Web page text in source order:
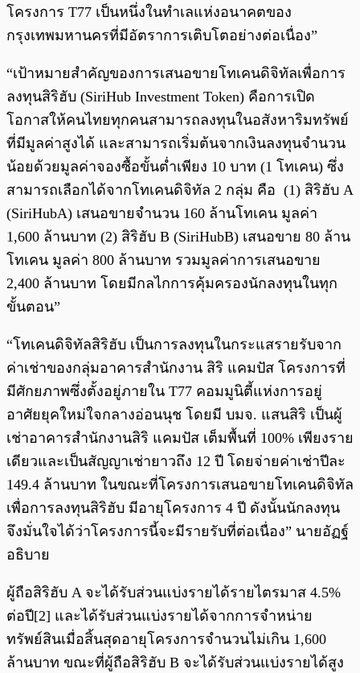
โครงการ T77 เป็นหนึ่งในทำเลแห่งอนาคตของ
กรุงเทพมหานครที่มีอัตราการเติบโตอย่างต่อเนื่อง”
“เป้าหมายสำคัญของการเสนอขายโทเคนดิจิทัลเพื่อการ
ลงทุนสิริฮับ (SiriHub Investment Token) คือการเปิด
โอกาสให้คนไทยทุกคนสามารถลงทุนในอสังหาริมทรัพย์
ที่มีมูลค่าสูงได้ และสามารถเริ่มต้นจากเงินลงทุนจำนวน
น้อยด้วยมูลค่าจองซื้อขั้นต่ำเพียง 10 บาท (1 โทเคน) ซึ่ง
สามารถเลือกได้จากโทเคนดิจิทัล 2 กลุ่ม คือ (1) สิริฮับ A
(SiriHubA) เสนอขายจำนวน 160 ล้านโทเคน มูลค่า
1,600 ล้านบาท (2) สิริฮับ B (SiriHubB) เสนอขาย 80 ล้าน
โทเคน มูลค่า 800 ล้านบาท รวมมูลค่าการเสนอขาย
2,400 ล้านบาท โดยมีกลไกการคุ้มครองนักลงทุนในทุก
ขั้นตอน”
“โทเคนดิจิทัลสิริฮับ เป็นการลงทุนในกระแสรายรับจาก
ค่าเช่าของกลุ่มอาคารสำนักงาน สิริ แคมปัส โครงการที่
มีศักยภาพซึ่งตั้งอยู่ภายใน T77 คอมมูนิตี้แห่งการอยู่
อาศัยยุคใหม่ใจกลางอ่อนนุช โดยมี บมจ. แสนสิริ เป็นผู้
เช่าอาคารสำนักงานสิริ แคมปัส เต็มพื้นที่ 100% เพียงราย
เดียวและเป็นสัญญาเช่ายาวถึง 12 ปี โดยจ่ายค่าเช่าปีละ
149.4 ล้านบาท ในขณะที่โครงการเสนอขายโทเคนดิจิทัล
เพื่อการลงทุนสิริฮับ มีอายุโครงการ 4 ปี ดังนั้นนักลงทุน
จึงมั่นใจได้ว่าโครงการนี้จะมีรายรับที่ต่อเนื่อง” นายอัฏฐ์
อธิบาย
ผู้ถือสิริฮับ A จะได้รับส่วนแบ่งรายได้รายไตรมาส 4.5%
ต่อปี[2] และได้รับส่วนแบ่งรายได้จากการจำหน่าย
ทรัพย์สินเมื่อสิ้นสุดอายุโครงการจำนวนไม่เกิน 1,600
ล้านบาท ขณะที่ผู้ถือสิริฮับ B จะได้รับส่วนแบ่งรายได้สูง